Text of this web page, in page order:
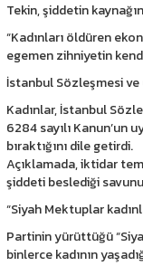
Tekin, şiddetin
“Kadınları öldüren
egemen zihniyetin
İstanbul Sözleşmesi ve
Kadınlar, İstanbul
6284 sayılı Kanun’un
bıraktığını dile getirdi.
Açıklamada, iktidar
şiddeti beslediği
“Siyah Mektuplar
Partinin yürüttüğü
binlerce kadının